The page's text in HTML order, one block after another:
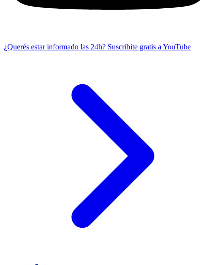
¿Querés estar informado las 24h? Suscribite gratis a YouTube